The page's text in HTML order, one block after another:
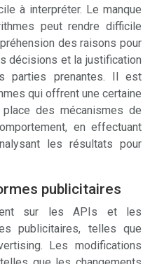
à interpréter. Le manque
peut rendre difficile
des raisons pour
décisions et la justification
parties prenantes. Il est
qui offrent une certaine
des mécanismes de
en effectuant
les résultats pour
publicitaires
sur les APIs et les
publicitaires, telles que
Les modifications